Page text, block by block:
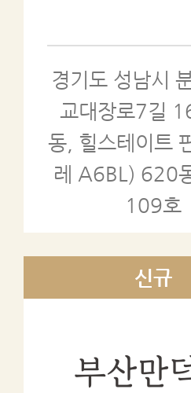
경기도 성남시
교대장로7길
동, 힐스테이트
레 A6BL) 620
109호
부산만